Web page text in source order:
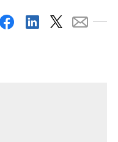
FacebookLinkedin Mail